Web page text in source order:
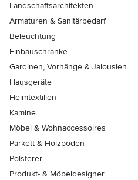
Landschaftsarchitekten
Armaturen & Sanitärbedarf
Beleuchtung
Einbauschränke
Gardinen, Vorhänge & Jalousien
Hausgeräte
Heimtextilien
Kamine
Möbel & Wohnaccessoires
Parkett & Holzböden
Polsterer
Produkt- & Möbeldesigner